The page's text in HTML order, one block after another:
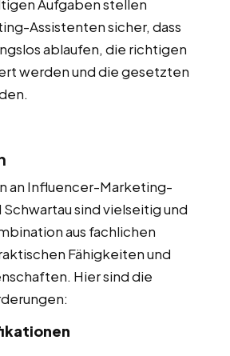
Aufgaben stellen
Assistenten sicher, dass
ablaufen, die richtigen
werden und die gesetzten
an Influencer-Marketing-
sind vielseitig und
aus fachlichen
Fähigkeiten und
Hier sind die